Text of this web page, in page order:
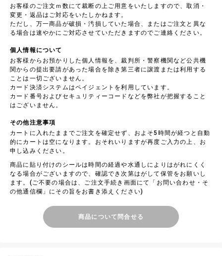
お客様のご注文ｍ数にて裁断の上ご用意をいたしますので、取消・
変更・返品はご対応をいたしかねます。
ただし、万一商品が破損・汚損していた場合、またはご注文と異な
る場合は速やかにご対応させていただきますのでご連絡ください。
個人情報について
お客様からお預かりした個人情報を、裁判所・警察機関など公共機
関からの提出要請があった場合を除き第三者に譲渡または利用する
ことは一切ございません。
カード決済システムはペイジェントを利用しています。
カード番号およびセキュリティーコードなどを弊社が把握すること
はございません。
その他注意事項
カートに入れたままでご注文を確定せず、およそ5時間が経つと自動
的にカートは空になります。おそれいりますが再度ご入力の上、お
申し込みください。
商品に貼り付けのシールは時間の経過や水通しによりはがれにくく
なる場合がございますので、確認でき次第はがして保管をお願いし
ます。(ご不要の場合は、ご注文手続き画面にて「お問い合わせ・そ
の他通信欄」にその旨をお書き添えください)
商品について問合せる